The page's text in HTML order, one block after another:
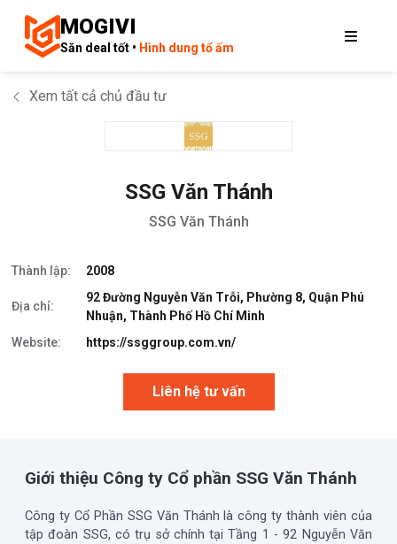
MOGIVI
Săn deal tốt • Hình dung tổ ấm
Xem tất cả chủ đầu tư
SSG Văn Thánh
SSG Văn Thánh
Thành lập: 2008
Địa chỉ:
92 Đường Nguyễn Văn Trỗi, Phường 8, Quận Phú
Nhuận, Thành Phố Hồ Chí Minh
Website:
https://ssggroup.com.vn/
Liên hệ tư vấn
Giới thiệu Công ty Cổ phần SSG Văn Thánh
Công ty Cổ Phần SSG Văn Thánh là công ty thành viên của
tập đoàn SSG, có trụ sở chính tại Tầng 1 - 92 Nguyễn Văn